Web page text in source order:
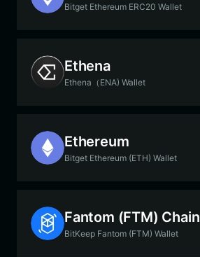
Bitget Ethereum ERC20 Wallet
Ethena
Ethena（ENA) Wallet
Ethereum
Bitget Ethereum (ETH) Wallet
Fantom (FTM) Chain
BitKeep Fantom (FTM) Wallet